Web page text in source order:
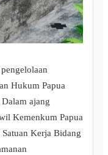
Hukum Papua
ajang
Kemenkum Papua
Kerja Bidang